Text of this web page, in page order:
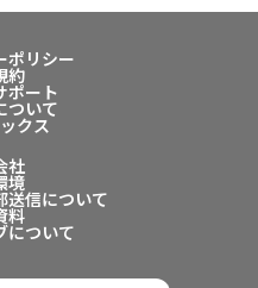
ポリシー
約
ポート
ついて
クス
社
境
送信について
料
について